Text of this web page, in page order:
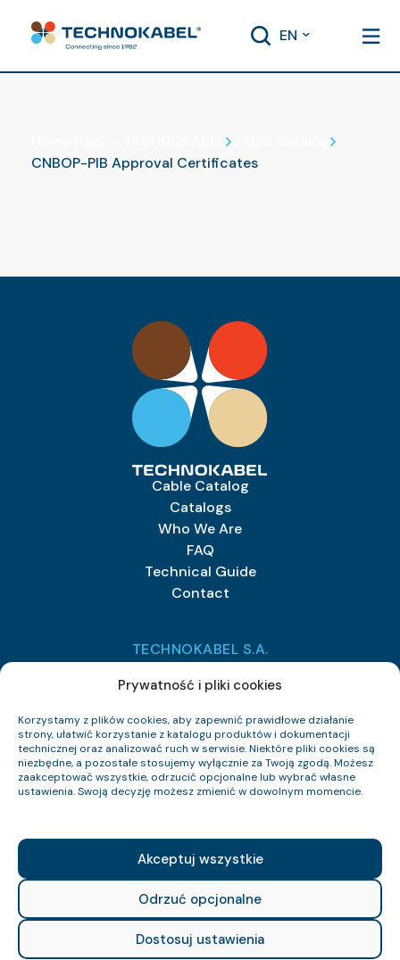
Prywatność i pliki cookies
Korzystamy z plików cookies, aby zapewnić prawidłowe działanie
strony, ułatwić korzystanie z katalogu produktów i dokumentacji
technicznej oraz analizować ruch w serwisie. Niektóre pliki cookies są
niezbędne, a pozostałe stosujemy wyłącznie za Twoją zgodą. Możesz
zaakceptować wszystkie, odrzucić opcjonalne lub wybrać własne
ustawienia. Swoją decyzję możesz zmienić w dowolnym momencie.
Akceptuj wszystkie
Odrzuć opcjonalne
Dostosuj ustawienia
EN
Cable Catalog
CNBOP-PIB Approval Certificates
Cable Catalog
Catalogs
Who We Are
FAQ
Technical Guide
Contact
TECHNOKABEL S.A.
Technokabel S.A.
04-343 Warszawa
+48 22 516 97 77
sprzedaz@technokabel.com.pl
export@technokabel.com.pl
tech@technokabel.com.pl